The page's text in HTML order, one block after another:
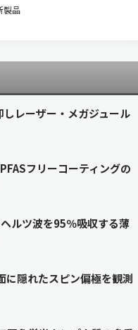
を進め，2026年度中の発
した（ニュースリリー
製品
レーザー・メガジュール
フリーコーティングの
ルツ波を95％吸収する薄
に隠れたスピン偏極を観測